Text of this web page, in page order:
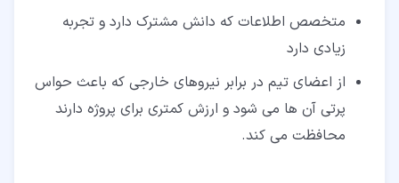
متخصص اطلاعات که دانش مشترک دارد و تجربه
زیادی دارد
از اعضای تیم در برابر نیروهای خارجی که باعث حواس
پرتی آن ها می شود و ارزش کمتری برای پروژه دارند
محافظت می کند.